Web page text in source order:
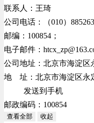
联系人：王琦
公司电话：（010）
邮编：100854；
电子邮件：
公司地址：北京市海淀区
地 址：北京市海淀区永
发送到手机
邮政编码：100854
查看全部 收起